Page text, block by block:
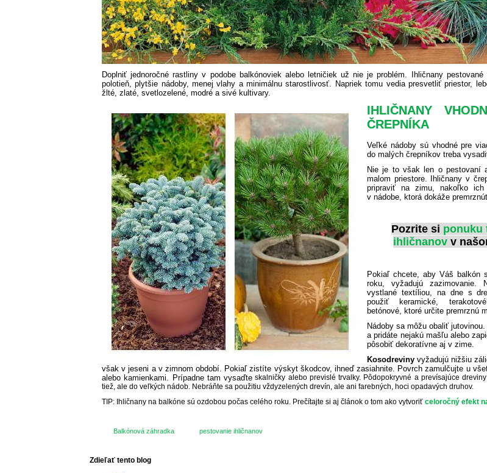
Doplniť jednoročné rastliny v podobe balkónoviek alebo letničiek už nie je problém. Ihličnany pestované
polotieň, plytšie nádoby, menej vlahy a minimálnu starostlivosť. Napriek tomu vedia presvetliť priestor,
žlté, zlaté, svetlozelené, modré a sivé kultivary.
IHLIČNANY
ČREPNÍKA
Veľké nádoby sú vhodné pre
do malých črepníkov treba
Nie je to však len o pestovaní
malom priestore. Ihličnany v
pripraviť na zimu, nakoľko
v nádobe, ktorá dokáže
Pozrite si ponuku
ihličnanovv
Pokiaľ chcete, aby Váš balkón
roku, vyžadujú zazimovanie.
vystlané textíliou, na dne s
použiť keramické,
betónové, ktoré určite premrznú
Nádoby sa môžu obaliť
a pridáte nejakú mašľu alebo
pôsobiť dekoratívne aj v zime.
Kosodreviny vyžadujú nižšiu
však v jeseni a v zimnom období. Pokiaľ zistíte výskyt škodcov, ihneď zasiahnite. Povrch zamulčujte u
alebo kamienkami. Prípadne tam vysaďte skalničky alebo previslé trvalky. Pôdopokryvné a prevísajúce
tiež, ale do veľkých nádob. Nebráňte sa použitiu vždyzelených drevín, ale ani farebných, hoci opadavých druhov.
TIP: Ihličnany na balkóne sú ozdobou počas celého roku. Prečítajte si aj článok o tom ako vytvoriť celoročný efekt
Balkónová záhradka pestovanie ihličnanov
Zdieľať tento blog